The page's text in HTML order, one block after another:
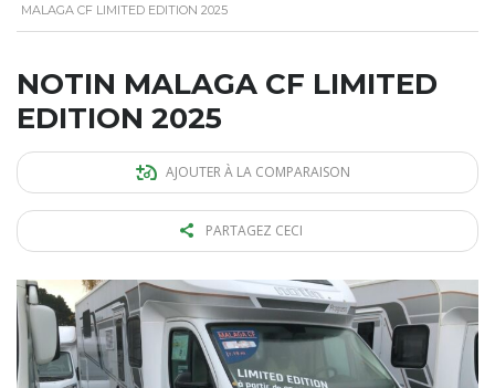
MALAGA CF LIMITED EDITION 2025
NOTIN MALAGA CF LIMITED
EDITION 2025
AJOUTER À LA COMPARAISON
PARTAGEZ CECI